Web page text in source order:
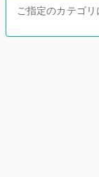
ご指定のカテゴ